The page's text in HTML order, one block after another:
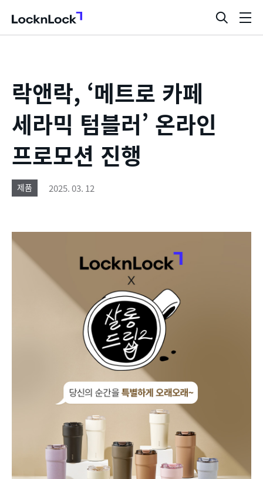
LocknLock
검
색
락앤락, ‘메트로 카페
세라믹 텀블러’ 온라인
프로모션 진행
제품 2025. 03. 12